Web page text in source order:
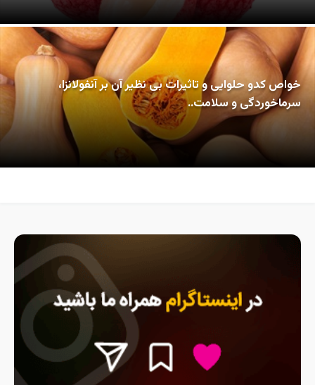
خواص کدو حلوایی و تاثیرات بی نظیر آن بر آنفولانزا،
سرماخوردگی و سلامت..